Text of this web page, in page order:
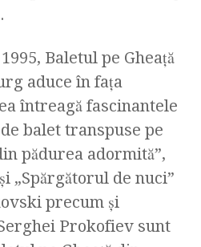
Baletul pe Gheaţă
aduce în faţa
întreagă fascinantele
balet transpuse pe
pădurea adormită”,
„Spărgătorul de nuci”
precum şi
Prokofiev sunt